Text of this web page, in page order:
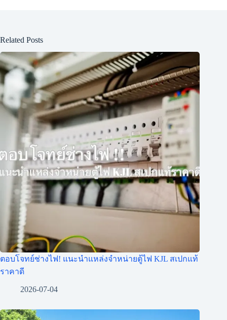
Related Posts
ตอบโจทย์ช่างไฟ! แนะนำแหล่งจำหน่ายตู้ไฟ KJL สเปกแท้
ราคาดี
2026-07-04